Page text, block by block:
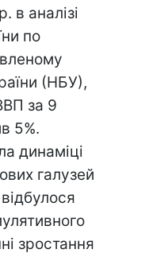
в аналізі
по
(НБУ),
за 9
5%.
динаміці
галузей
зростання